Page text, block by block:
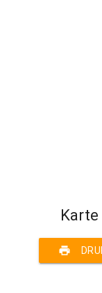
print